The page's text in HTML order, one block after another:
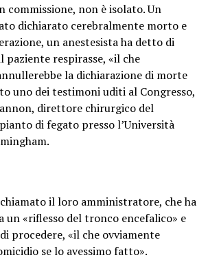
commissione, non è isolato. Un
dichiarato cerebralmente morto e
un anestesista ha detto di
paziente respirasse, «il che
la dichiarazione di morte
uno dei testimoni uditi al Congresso,
direttore chirurgico del
di fegato presso l’Università
il loro amministratore, che ha
un «riflesso del tronco encefalico» e
procedere, «il che ovviamente
se lo avessimo fatto».